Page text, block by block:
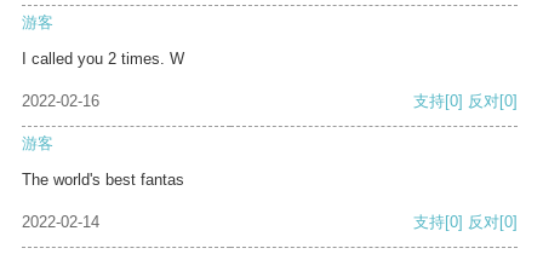
游客
I called you 2 times. W
2022-02-16 支持[0] 反对[0]
游客
The world's best fantas
2022-02-14 支持[0] 反对[0]